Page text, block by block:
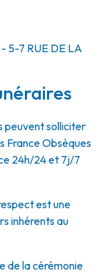
- 5-7 RUE DE LA
peuvent solliciter
France Obsèques
24h/24 et 7j/7
est une
inhérents au
de la cérémonie